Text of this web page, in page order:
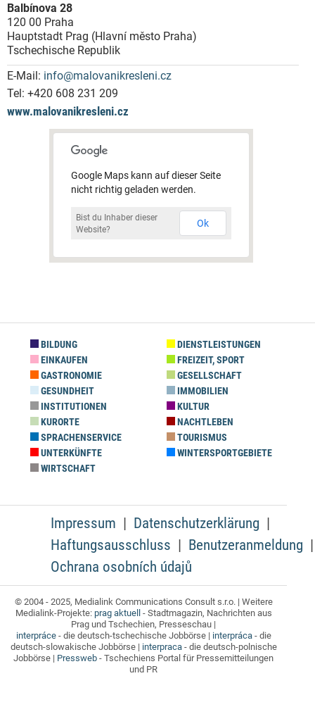
Balbínova 28
120 00 Praha
Hauptstadt Prag (Hlavní město Praha)
Tschechische Republik
E-Mail: info@malovanikresleni.cz
Tel: +420 608 231 209
www.malovanikresleni.cz
Google Maps kann auf dieser Seite
nicht richtig geladen werden.
Bist du Inhaber dieser
Website?
Ok
BILDUNG
DIENSTLEISTUNGEN
EINKAUFEN
FREIZEIT, SPORT
GASTRONOMIE
GESELLSCHAFT
GESUNDHEIT
IMMOBILIEN
INSTITUTIONEN
KULTUR
KURORTE
NACHTLEBEN
SPRACHENSERVICE
TOURISMUS
UNTERKÜNFTE
WINTERSPORTGEBIETE
WIRTSCHAFT
Impressum
Datenschutzerklärung
Haftungsausschluss
Benutzeranmeldung
Ochrana osobních údajů
© 2004 - 2025, Medialink Communications Consult s.r.o. | Weitere
Medialink-Projekte: prag aktuell- Stadtmagazin, Nachrichten aus
Prag und Tschechien, Presseschau |
interpráce- die deutsch-tschechische Jobbörse | interpráca- die
deutsch-slowakische Jobbörse | interpraca- die deutsch-polnische
Jobbörse | Pressweb - Tschechiens Portal für Pressemitteilungen
und PR